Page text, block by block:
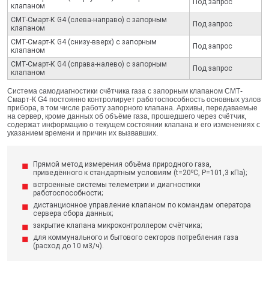
клапаном
Под запрос
СМТ-Смарт-К G4 (слева-направо) с запорным
клапаном
Под запрос
СМТ-Смарт-К G4 (снизу-вверх) с запорным
клапаном
Под запрос
СМТ-Смарт-К G4 (справа-налево) с запорным
клапаном
Под запрос
Система самодиагностики счётчика газа с запорным клапаном СМТ-
Смарт-К G4 постоянно контролирует работоспособность основных узлов
прибора, в том числе работу запорного клапана. Архивы, передаваемые
на сервер, кроме данных об объёме газа, прошедшего через счётчик,
содержат информацию о текущем состоянии клапана и его изменениях с
указанием времени и причин их вызвавших.
Прямой метод измерения объёма природного газа,
приведённого к стандартным условиям (t=20⁰С, P=101,3 кПа);
встроенные системы телеметрии и диагностики
работоспособности;
дистанционное управление клапаном по командам оператора
сервера сбора данных;
закрытие клапана микроконтроллером счётчика;
для коммунального и бытового секторов потребления газа
(расход до 10 м3/ч).